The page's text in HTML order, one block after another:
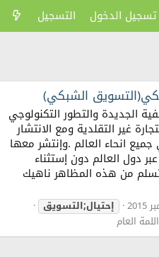
تسجيل الدخول التسجيل
الشبكي)
الجديدة والتطور التكنولوجي
غير التقلدية ومع الانتشار
انحاء العالم .وإنتشر معها
دول العالم دون إستثناء
من هذه المظاهر ناهيك
إحتيال;التسويق
العام